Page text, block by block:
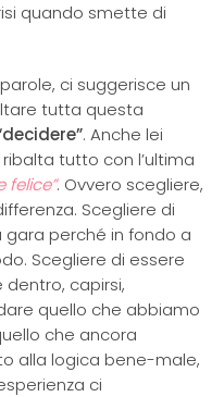
quando smette di
ci suggerisce un
tutta questa
. Anche lei
tutto con l’ultima
felice”. Ovvero scegliere,
Scegliere di
perché in fondo a
Scegliere di essere
capirsi,
quello che abbiamo
che ancora
alla logica bene-male,
ci